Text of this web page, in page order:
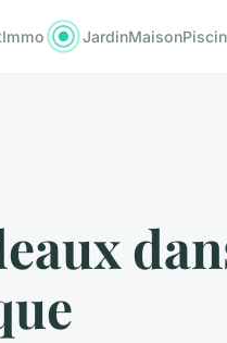
Immo JardinMaison